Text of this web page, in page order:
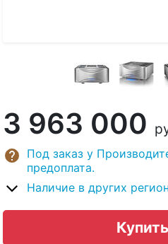
3 963 000
Под заказ у
предоплата.
Наличие в других
Купить